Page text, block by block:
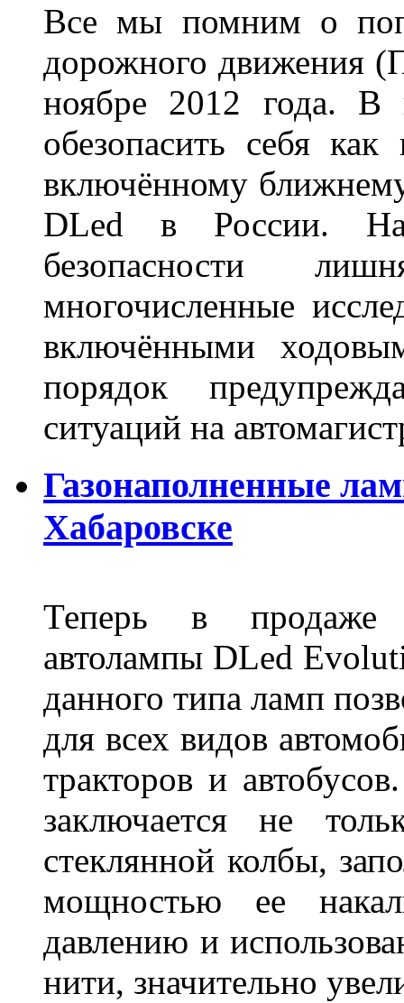
Все мы помним о
дорожного движения
ноябре 2012 года.
обезопасить себя
включённому
DLed в России.
безопасности
многочисленные
включёнными
порядок
ситуаций на
Газонаполненные
Хабаровске
Теперь в продаже
автолампы DLed
данного типа ламп
для всех видов
тракторов и
заключается не
стеклянной колбы,
мощностью ее
давлению и
нити, значительно